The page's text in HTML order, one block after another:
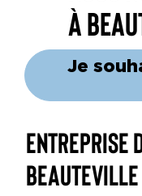
à
Je
Entreprise
Beauteville